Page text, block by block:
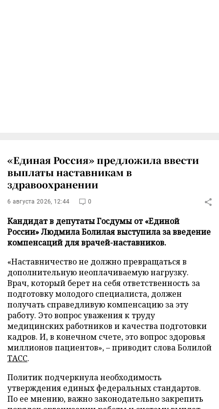
«Единая Россия» предложила ввести
выплаты наставникам в
здравоохранении
6 августа 2026, 12:44 0
Кандидат в депутаты Госдумы от «Единой
России» Людмила Болилая выступила за введение
компенсаций для врачей-наставников.
«Наставничество не должно превращаться в
дополнительную неоплачиваемую нагрузку.
Врач, который берет на себя ответственность за
подготовку молодого специалиста, должен
получать справедливую компенсацию за эту
работу. Это вопрос уважения к труду
медицинских работников и качества подготовки
кадров. И, в конечном счете, это вопрос здоровья
миллионов пациентов», – приводит слова Болилой
ТАСС.
Политик подчеркнула необходимость
утверждения единых федеральных стандартов.
По ее мнению, важно законодательно закрепить